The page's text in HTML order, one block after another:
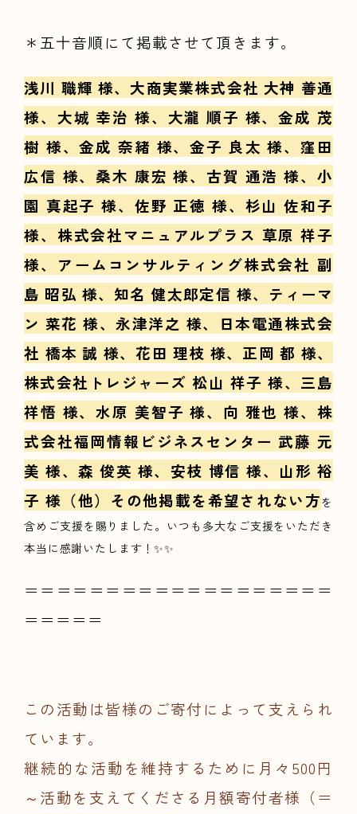
＊五十音順にて掲載させて頂きます。
浅川 職輝 様、大商実業株式会社 大神 善通
様、大城 幸治 様、大瀧 順子 様、金成 茂
樹 様、金成 奈緒 様、金子 良太 様、窪田
広信 様、桑木 康宏 様、古賀 通浩 様、小
園 真起子 様、佐野 正徳 様、杉山 佐和子
様、株式会社マニュアルプラス 草原 祥子
様、アームコンサルティング株式会社 副
島 昭弘 様、知名 健太郎定信 様、ティーマ
ン 菜花 様、永津洋之 様、日本電通株式会
社 橋本 誠 様、花田 理枝 様、正岡 都 様、
株式会社トレジャーズ 松山 祥子 様、 三島
祥悟 様、水原 美智子 様、向 雅也 様、株
式会社福岡情報ビジネスセンター 武藤 元
美 様、森 俊英 様、安枝 博信 様、山形 裕
子 様（他）その他掲載を希望されない方を
含めご支援を賜りました。いつも多大なご支援をいただき
本当に感謝いたします！✨✨
＝＝＝＝＝＝＝＝＝＝＝＝＝＝＝＝＝＝＝
＝＝＝＝＝
この活動は皆様のご寄付によって支えられ
ています。
継続的な活動を維持するために月々500円
～活動を支えてくださる月額寄付者様（＝